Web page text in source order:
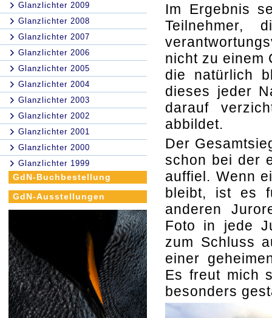
Glanzlichter 2009
Glanzlichter 2008
Glanzlichter 2007
Glanzlichter 2006
Glanzlichter 2005
Glanzlichter 2004
Glanzlichter 2003
Glanzlichter 2002
Glanzlichter 2001
Glanzlichter 2000
Glanzlichter 1999
GdN-Buchbestellung
GdN-Ausstellungen
Im Ergebnis
Teilnehmer,
nicht zu einem
die natürlich
dieses jeder
darauf
abbildet.
Der
schon bei der
auffiel. Wenn
bleibt, ist es
anderen
Foto in jede
zum Schluss
einer
Es freut mich
besonders